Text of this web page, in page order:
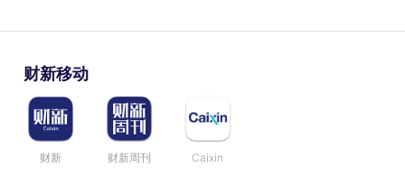
财新移动
财新 财新周刊 Caixin